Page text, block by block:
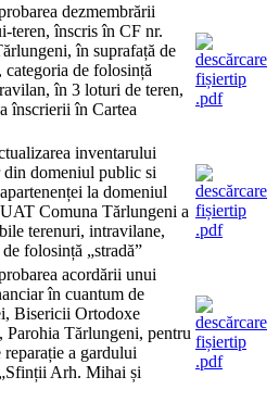
dezmembrării
teren, înscris în CF nr.
în suprafață de
categoria de folosință
în 3 loturi de teren,
înscrierii în Cartea
inventarului
domeniul public si
la domeniul
Comuna Tărlungeni a
terenuri, intravilane,
folosință „stradă”
acordării unui
în cuantum de
Bisericii Ortodoxe
Parohia Tărlungeni, pentru
a gardului
Arh. Mihai și